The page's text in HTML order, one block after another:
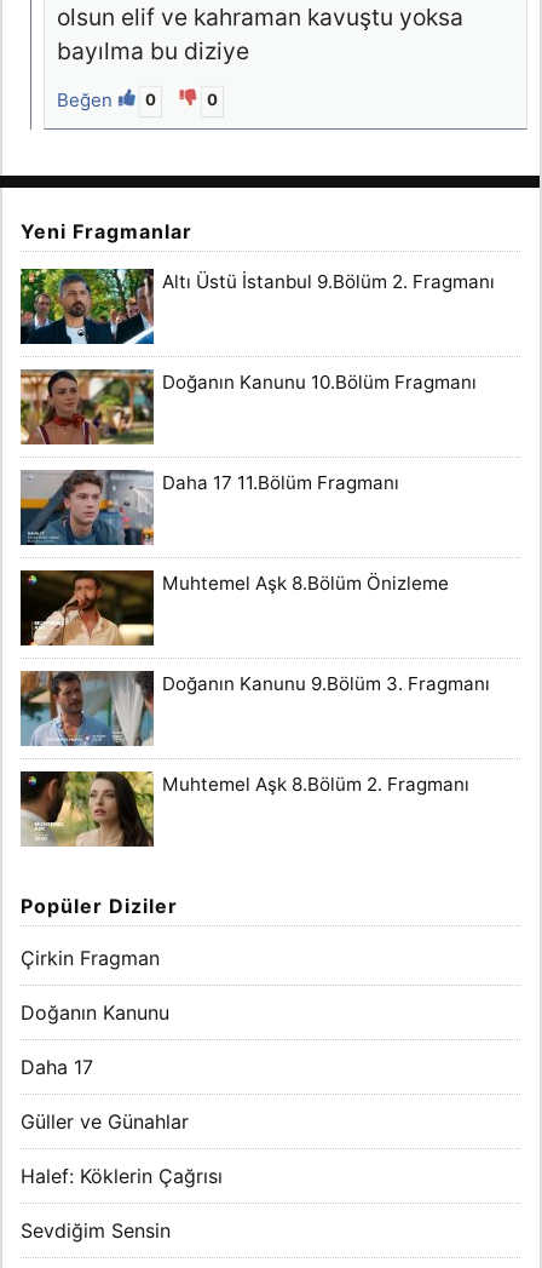
olsun elif ve kahraman kavuştu yoksa
bayılma bu diziye
Beğen 0 0
Yeni Fragmanlar
Altı Üstü İstanbul 9.Bölüm 2. Fragmanı
Doğanın Kanunu 10.Bölüm Fragmanı
Daha 17 11.Bölüm Fragmanı
Muhtemel Aşk 8.Bölüm Önizleme
Doğanın Kanunu 9.Bölüm 3. Fragmanı
Muhtemel Aşk 8.Bölüm 2. Fragmanı
Popüler Diziler
Çirkin Fragman
Doğanın Kanunu
Daha 17
Güller ve Günahlar
Halef: Köklerin Çağrısı
Sevdiğim Sensin